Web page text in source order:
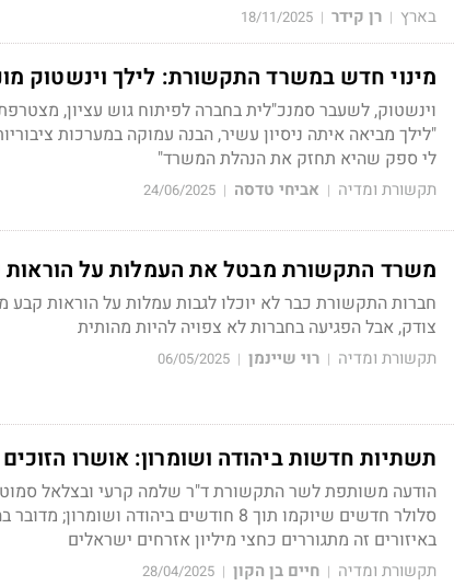
בארץ | רן קידר |
18/11/2025
מינוי חדש במשרד התקשורת: לילך וינשטוק
וינשטוק, לשעבר סמנכ"לית בחברה לפיתוח גוש עציון,
"לילך מביאה איתה ניסיון עשיר, הבנה עמוקה במערכות
לי ספק שהיא תחזק את הנהלת המשרד"
תקשורת ומדיה | אביחי טדסה |
24/06/2025
משרד התקשורת מבטל את העמלות על
חברות התקשורת כבר לא יוכלו לגבות עמלות על הוראות
צודק, אבל הפגיעה בחברות לא צפויה להיות מהותית
תקשורת ומדיה | רוי שיינמן |
06/05/2025
תשתיות חדשות ביהודה ושומרון: אושרו הזוכים להקמת 22 אתרי
סלולר חדשים שיוקמו תוך 8 חודשים
באיזורים זה מתגוררים כחצי מיליון אזרחים ישראלים
תקשורת ומדיה | חיים בן הקון |
28/04/2025